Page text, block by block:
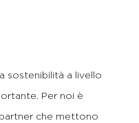
sostenibilità a livello
Per noi è
che mettono